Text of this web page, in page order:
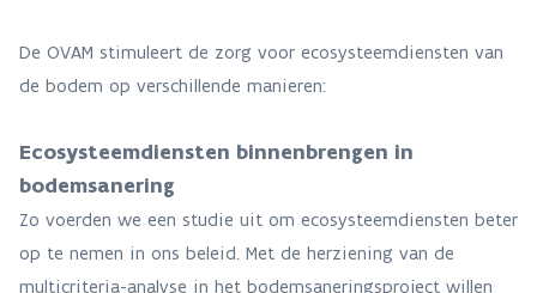
De OVAM stimuleert de zorg voor ecosysteemdiensten van
de bodem op verschillende manieren:
Ecosysteemdiensten binnenbrengen in
bodemsanering
Zo voerden we een studie uit om ecosysteemdiensten beter
op te nemen in ons beleid. Met de herziening van de
multicriteria-analyse in het bodemsaneringsproject willen